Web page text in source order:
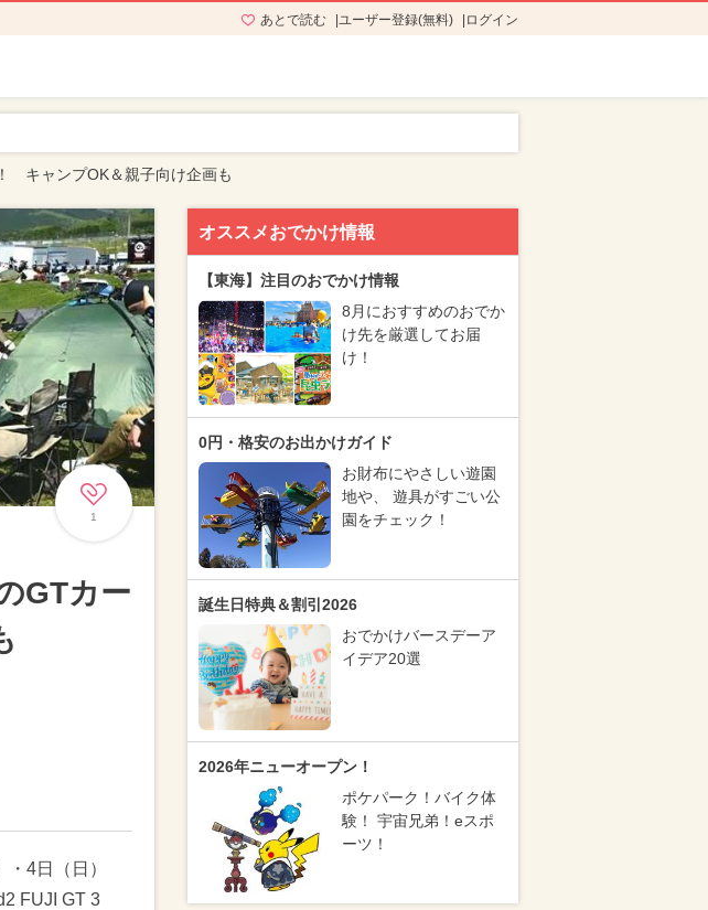
あとで読む ユーザー登録(無料) ログイン
キャンプOK＆親子向け企画も
1
GTカー
4日（日）
FUJI GT 3
オススメおでかけ情報
【東海】注目のおでかけ情報
8月におすすめのおでか
け先を厳選してお届
け！
0円・格安のお出かけガイド
お財布にやさしい遊園
地や、 遊具がすごい公
園をチェック！
誕生日特典＆割引2026
おでかけバースデーア
イデア20選
2026年ニューオープン！
ポケパーク！バイク体
験！ 宇宙兄弟！eスポ
ーツ！